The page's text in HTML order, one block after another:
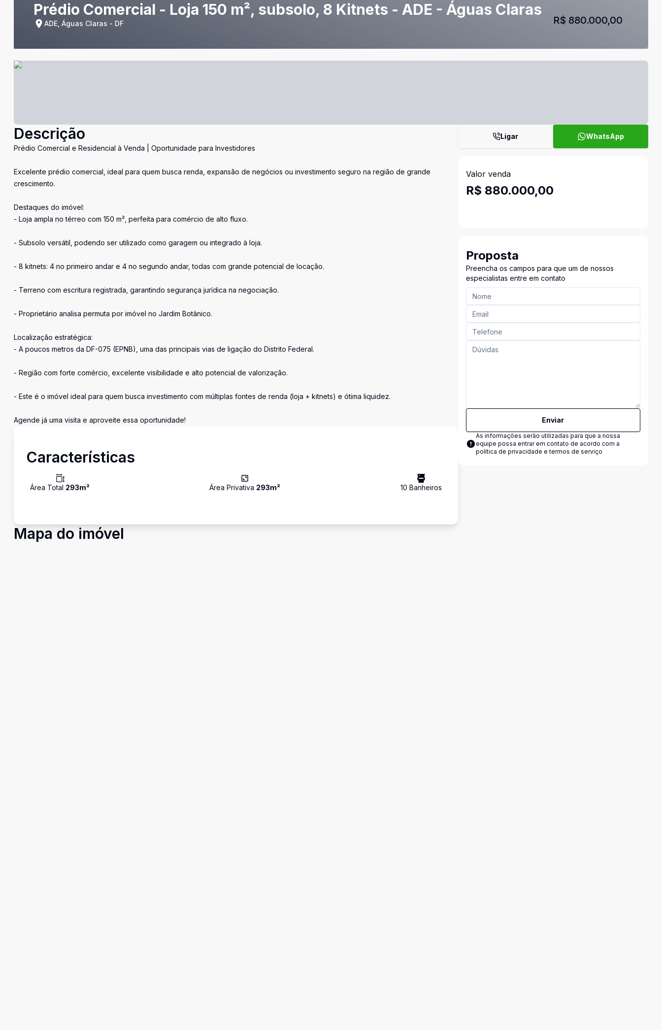
Prédio Comercial - Loja 150 m², subsolo, 8 Kitnets - ADE - Águas Claras
ADE, Águas Claras - DF R$ 880.000,00
Descrição
Prédio Comercial e Residencial à Venda | Oportunidade para Investidores
Excelente prédio comercial, ideal para quem busca renda, expansão de negócios ou investimento seguro na região de grande
crescimento.
Destaques do imóvel:
- Loja ampla no térreo com 150 m², perfeita para comércio de alto fluxo.
- Subsolo versátil, podendo ser utilizado como garagem ou integrado à loja.
- 8 kitnets: 4 no primeiro andar e 4 no segundo andar, todas com grande potencial de locação.
- Terreno com escritura registrada, garantindo segurança jurídica na negociação.
- Proprietário analisa permuta por imóvel no Jardim Botânico.
Localização estratégica:
- A poucos metros da DF-075 (EPNB), uma das principais vias de ligação do Distrito Federal.
- Região com forte comércio, excelente visibilidade e alto potencial de valorização.
- Este é o imóvel ideal para quem busca investimento com múltiplas fontes de renda (loja + kitnets) e ótima liquidez.
Agende já uma visita e aproveite essa oportunidade!
Características
Área Total 293m² Área Privativa 293m² 10 Banheiros
Mapa do imóvel
Ligar WhatsApp
Valor venda
R$ 880.000,00
Proposta
Preencha os campos para que um de nossos
especialistas entre em contato
Enviar
As informações serão utilizadas para que a nossa
equipe possa entrar em contato de acordo com a
política de privacidade e termos de serviço